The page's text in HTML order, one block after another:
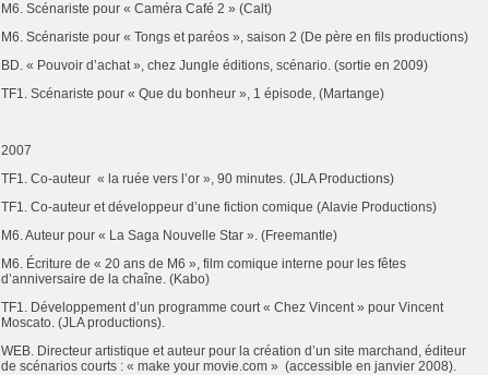
M6. Scénariste pour « Caméra Café 2 » (Calt)
M6. Scénariste pour « Tongs et paréos », saison 2 (De père en fils productions)
BD. « Pouvoir d’achat », chez Jungle éditions, scénario. (sortie en 2009)
TF1. Scénariste pour « Que du bonheur », 1 épisode, (Martange)
2007
TF1. Co-auteur « la ruée vers l’or », 90 minutes. (JLA Productions)
TF1. Co-auteur et développeur d’une fiction comique (Alavie Productions)
M6. Auteur pour « La Saga Nouvelle Star ». (Freemantle)
M6. Écriture de « 20 ans de M6 », film comique interne pour les fêtes
d’anniversaire de la chaîne. (Kabo)
TF1. Développement d’un programme court « Chez Vincent » pour Vincent
Moscato. (JLA productions).
WEB. Directeur artistique et auteur pour la création d’un site marchand, éditeur
de scénarios courts : « make your movie.com » (accessible en janvier 2008).